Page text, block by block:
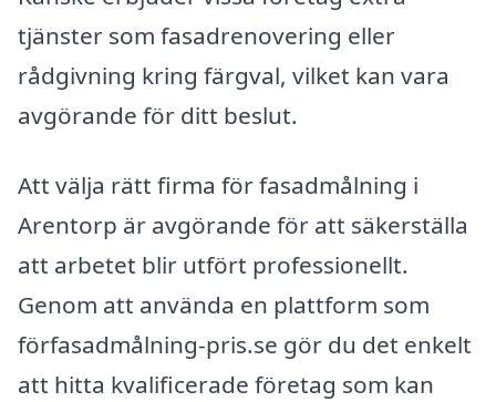
tjänster som fasadrenovering eller
rådgivning kring färgval, vilket kan vara
avgörande för ditt beslut.
Att välja rätt firma för fasadmålning i
Arentorp är avgörande för att säkerställa
att arbetet blir utfört professionellt.
Genom att använda en plattform som
förfasadmålning-pris.se gör du det enkelt
att hitta kvalificerade företag som kan